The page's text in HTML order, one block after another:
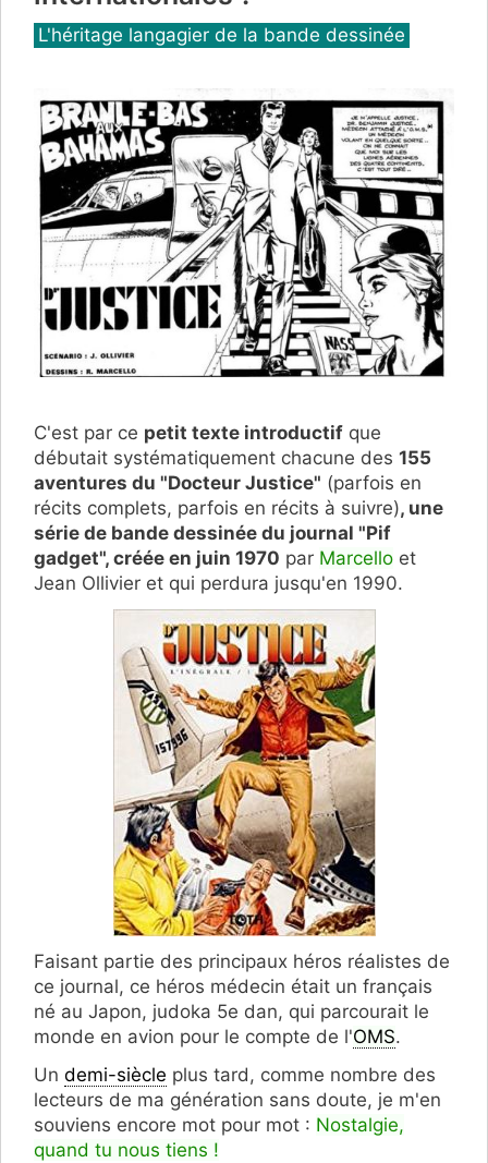
Catégories
L'héritage langagier de la bande dessinée
C'est par ce petit texte introductif que
débutait systématiquement chacune des 155
aventures du "Docteur Justice" (parfois en
récits complets, parfois en récits à suivre), une
série de bande dessinée du journal "Pif
gadget", créée en juin 1970 par Marcello et
Jean Ollivier et qui perdura jusqu'en 1990.
Faisant partie des principaux héros réalistes de
ce journal, ce héros médecin était un français
né au Japon, judoka 5e dan, qui parcourait le
monde en avion pour le compte de l'OMS.
Un demi-siècle plus tard, comme nombre des
lecteurs de ma génération sans doute, je m'en
souviens encore mot pour mot : Nostalgie,
quand tu nous tiens !